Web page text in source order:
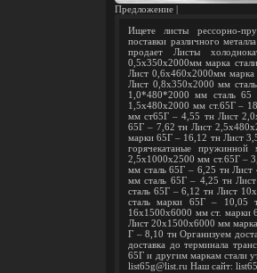
Предложение |
Ищете листы рессорно-
поставки различного
продает Листы
0,5х350х2000мм марка
Лист 0,6х460х2000мм
Лист 0,8х350х2000 мм
1,0*480*2000 мм сталь
1,5х480х2000 мм ст.65Г –
мм ст65Г – 4,55 тн Лист
65Г – 7,62 тн Лист
марки 65Г – 16,12 тн Лист
горячекатаные
2,5х1000х2500 мм ст.65Г –
мм сталь 65Г – 6,25 тн
мм сталь 65Г – 4,25 тн
сталь 65Г – 6,12 тн Лист
сталь марки 65Г – 10,05
16х1500х6000 мм ст. марки
Лист 20х1500х6000 мм
Г – 8,10 тн Организуем
доставка до терминала
65Г и другим маркам стали
list65g@list.ru Наш сайт: